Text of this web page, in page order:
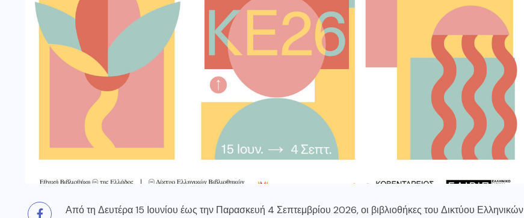
Από τη Δευτέρα 15 Ιουνίου έως την Παρασκευή 4 Σεπτεμβρίου 2026, οι βιβλιοθήκες του Δικτύου Ελληνικών